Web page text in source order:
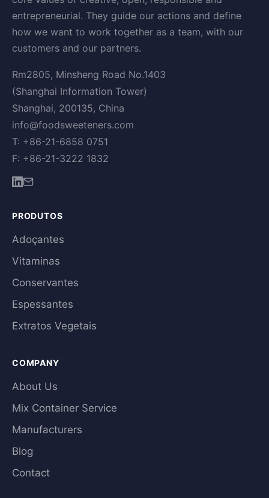
entrepreneurial. They guide our actions and define
how we want to work together as a team, with our
customers and our partners.
Rm2805, Minsheng Road No.1403
(Shanghai Information Tower)
Shanghai, 200135, China
info@foodsweeteners.com
T: +86-21-6858 0751
F: +86-21-3222 1832
PRODUTOS
Adoçantes
Vitaminas
Conservantes
Espessantes
Extratos Vegetais
COMPANY
About Us
Mix Container Service
Manufacturers
Blog
Contact